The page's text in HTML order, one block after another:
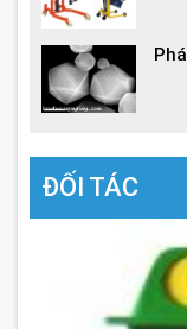
ĐỐI TÁC